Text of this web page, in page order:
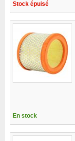
Stock épuisé
En stock